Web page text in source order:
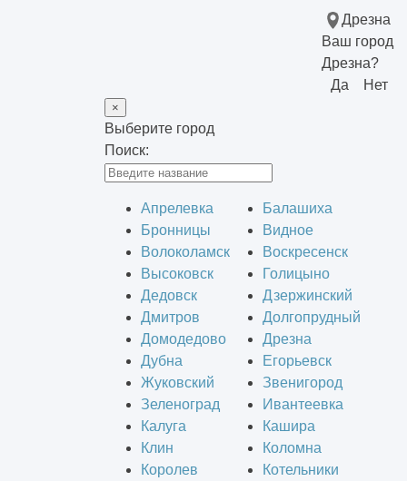
Дрезна
Ваш город
Дрезна?
Да
Нет
×
Выберите город
Поиск:
Апрелевка
Балашиха
Бронницы
Видное
Волоколамск
Воскресенск
Высоковск
Голицыно
Дедовск
Дзержинский
Дмитров
Долгопрудный
Домодедово
Дрезна
Дубна
Егорьевск
Жуковский
Звенигород
Зеленоград
Ивантеевка
Калуга
Кашира
Клин
Коломна
Королев
Котельники